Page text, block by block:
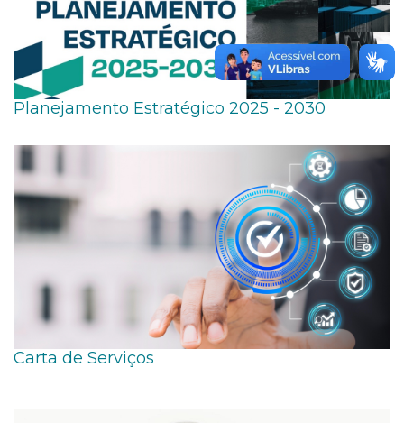
Planejamento Estratégico 2025 - 2030
Carta de Serviços